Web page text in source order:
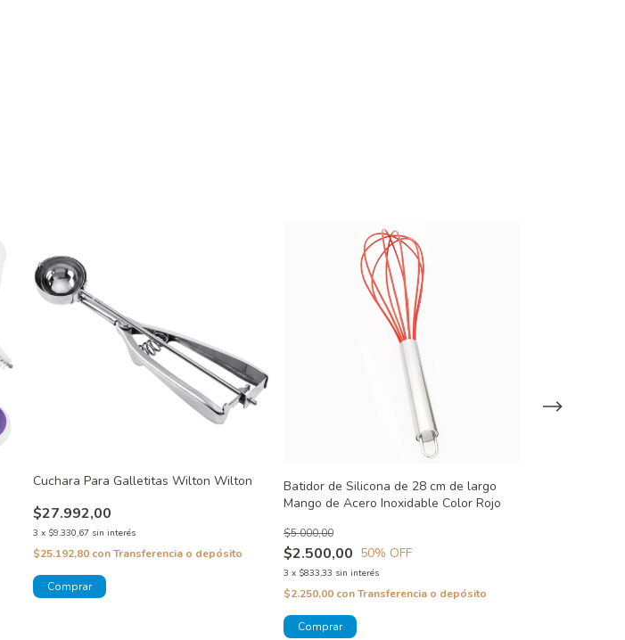
Cuchara Para Galletitas Wilton Wilton
$27.992,00
3 x $9.330,67 sin interés
$25.192,80 conTransferencia o depósito
Batidor de Silicona de 28 cm de largo
Mango de Acero Inoxidable Color Rojo
$2.500,00
$5.000,00
50% OFF
3 x $833,33 sin interés
$2.250,00 conTransferencia o depósito